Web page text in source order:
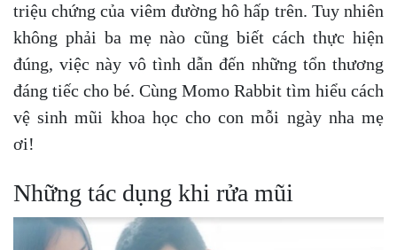
triệu chứng của viêm đường hô hấp trên. Tuy nhiên
không phải ba mẹ nào cũng biết cách thực hiện
đúng, việc này vô tình dẫn đến những tổn thương
đáng tiếc cho bé. Cùng Momo Rabbit tìm hiểu cách
vệ sinh mũi khoa học cho con mỗi ngày nha mẹ
ơi!
Những tác dụng khi rửa mũi